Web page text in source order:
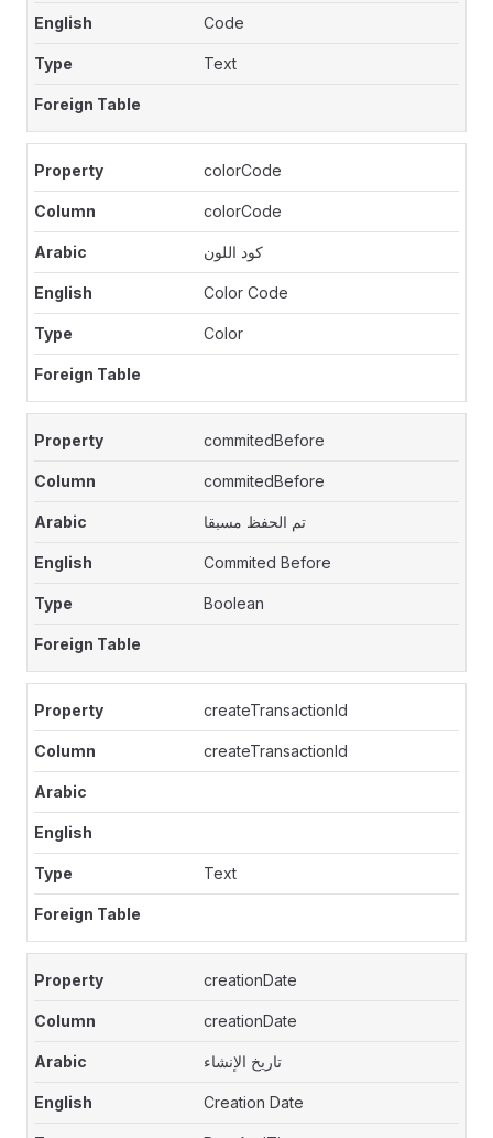
Code
Text
colorCode
colorCode
كود اللون
Color Code
Color
commitedBefore
commitedBefore
تم الحفظ مسبقا
Commited Before
Boolean
createTransactionId
createTransactionId
Text
creationDate
creationDate
تاريخ الإنشاء
Creation Date